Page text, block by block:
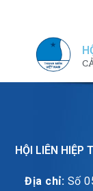
HỘI LIÊN HIỆP
Địa chỉ: Số